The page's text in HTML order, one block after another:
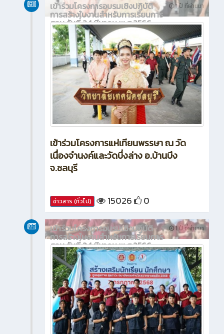
1 ปี ที่ผ่านมา
เข้าร่วมโครงการอบรมเชิงปฏิบัติ
การสร้างใบงานสำหรับการเรียนการ
สอน วันที่ 24 มีนาคม พ.ศ.2566
เข้าร่วมโครงการแห่เทียนพรรษา ณ วัด
เนื่องจำนงค์และวัดบึ่งล่าง อ.บ้านบึง
จ.ชลบุรี
ข่าวสาร (ทั่วไป) 15026 0
1 ปี ที่ผ่านมา
เข้าร่วมโครงการอบรมเชิงปฏิบัติ
การสร้างใบงานสำหรับการเรียนการ
สอน วันที่ 24 มีนาคม พ.ศ.2566